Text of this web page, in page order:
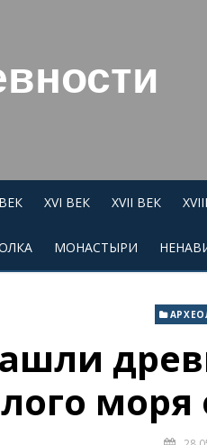
XVI ВЕК XVII ВЕК
МОНАСТЫРИ
моря